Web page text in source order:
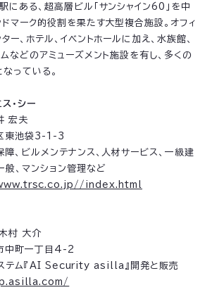
にある、超高層ビル「サンシャイン60」を中
マーク的役割を果たす大型複合施設。オフィ
ー、ホテル、イベントホールに加え、水族館、
などのアミューズメント施設を有し、多くの
っている。
・シー
宏夫
東池袋3-1-3
、ビルメンテナンス、人材サービス、一級建
、マンション管理など
index.html
村 大介
中町一丁目4-2
テム『AI Security asilla』開発と販売